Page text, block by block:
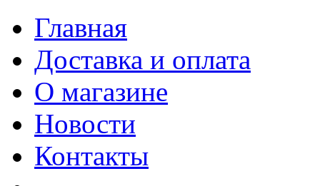
Главная
Доставка и оплата
О магазине
Новости
Контакты